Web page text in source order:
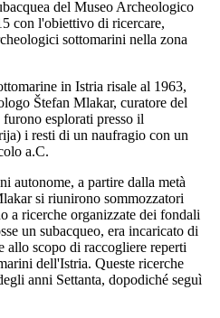
del Museo Archeologico
con l'obiettivo di ricercare,
sottomarini nella zona
in Istria risale al 1963,
Štefan Mlakar, curatore del
esplorati presso il
i resti di un naufragio con un
a.C.
autonome, a partire dalla metà
si riunirono sommozzatori
a ricerche organizzate dei fondali
un subacqueo, era incaricato di
allo scopo di raccogliere reperti
dell'Istria. Queste ricerche
anni Settanta, dopodiché seguì